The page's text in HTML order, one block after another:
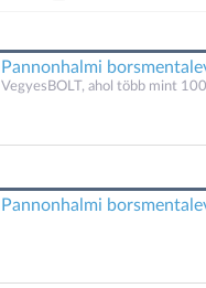
Pannonhalmi
VegyesBOLT, ahol több mint
Pannonhalmi